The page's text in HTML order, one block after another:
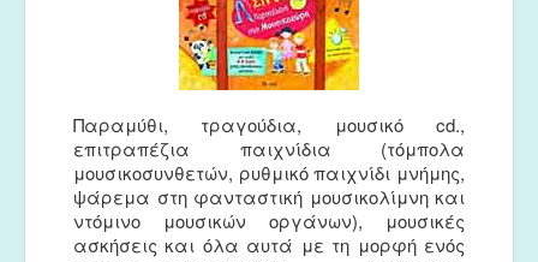
Παραμύθι, τραγούδια, μουσικό cd.,
επιτραπέζια παιχνίδια (τόμπολα
μουσικοσυνθετών, ρυθμικό παιχνίδι μνήμης,
ψάρεμα στη φανταστική μουσικολίμνη και
ντόμινο μουσικών οργάνων), μουσικές
ασκήσεις και όλα αυτά με τη μορφή ενός